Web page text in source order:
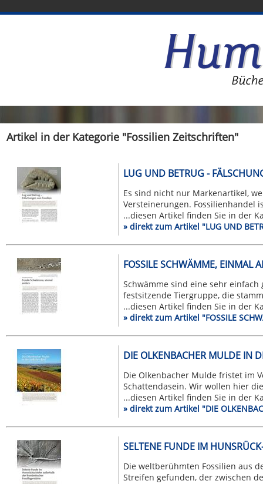
Artikel in der Kategorie "Fossilien Zeitschriften"
LUG UND BETRUG -
Es sind nicht nur Markenartikel,
Versteinerungen. Fossilienhandel
...diesen Artikel finden Sie in der
» direkt zum Artikel "LUG UND
FOSSILE SCHWÄMME, EINMAL
Schwämme sind eine sehr
festsitzende Tiergruppe, die
...diesen Artikel finden Sie in der
» direkt zum Artikel "FOSSILE
DIE OLKENBACHER MULDE IN
Die Olkenbacher Mulde fristet im
Schattendasein. Wir wollen hier
...diesen Artikel finden Sie in der
» direkt zum Artikel "DIE
SELTENE FUNDE IM
Die weltberühmten Fossilien aus
Streifen gefunden, der zwischen